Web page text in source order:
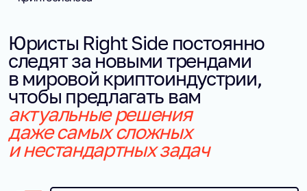
Юристы Right Side постоянно
следят за новыми трендами
в мировой криптоиндустрии,
чтобы предлагать вам
актуальные решения
даже самых сложных
и нестандартных задач